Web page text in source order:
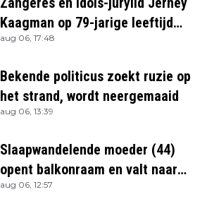
Kaagman op 79-jarige leeftijd
overleden
aug 06, 17:48
Bekende politicus zoekt ruzie op
het strand, wordt neergemaaid
aug 06, 13:39
Slaapwandelende moeder (44)
opent balkonraam en valt naar
beneden
aug 06, 12:57